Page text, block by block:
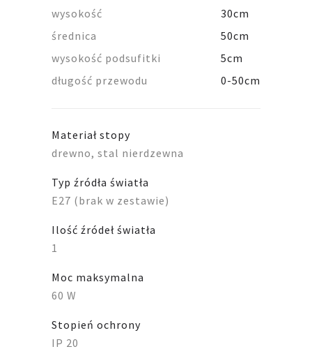
wysokość
30cm
średnica
50cm
wysokość podsufitki
5cm
długość przewodu
0-50cm
Materiał stopy
drewno, stal nierdzewna
Typ źródła światła
E27 (brak w zestawie)
Ilość źródeł światła
1
Moc maksymalna
60 W
Stopień ochrony
IP 20